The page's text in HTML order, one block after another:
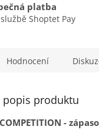
platba
Shoptet Pay
Hodnocení
popis produktu
-